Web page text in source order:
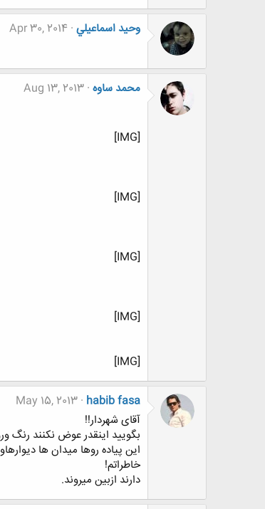
وحيد اسماعيلي Apr 30, 2014
محمد ساوه Aug 13, 2013
[IMG]
[IMG]
[IMG]
[IMG]
[IMG]
habib fasa
May 15, 2013
آقای شهردار!!
بگویید اینقدر عوض نکنند رنگ
این پیاده روها میدان ها
خاطراتم!
دارند ازبین میروند.